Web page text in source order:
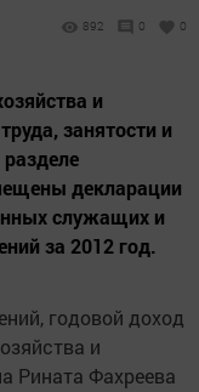
892 0 0
и
занятости и
декларации
служащих и
за 2012 год.
годовой доход
и
Рината Фахреева